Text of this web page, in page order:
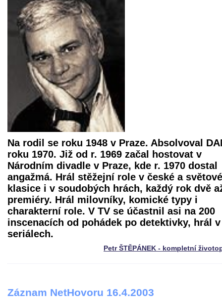
Na rodil se roku 1948 v Praze. Absolvoval
roku 1970. Již od r. 1969 začal hostovat v
Národním divadle v Praze, kde r. 1970 dostal
angažmá. Hrál stěžejní role v české a světové
klasice i v soudobých hrách, každý rok dvě
premiéry. Hrál milovníky, komické typy i
charakterní role. V TV se účastnil asi na 200
inscenacích od pohádek po detektivky, hrál v
seriálech.
Petr ŠTĚPÁNEK - kompletní
Záznam NetHovoru 16.4.2003